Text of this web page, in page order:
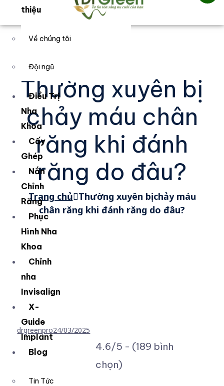
thiệu
Về chúng tôi
Đội ngũ
Điều Trị
Nha
Khoa
Cấy
Ghép
Nắn
Chỉnh
Răng
Phục
Hình Nha
Khoa
Chỉnh
nha
Invisalign
X-
Guide
Implant
Blog
Tin Tức
Thường xuyên bị
chảy máu chân
răng khi đánh
răng do đâu?
Trang chủ Thường xuyên bị chảy máu
chân răng khi đánh răng do đâu?
drgreenpro24/03/2025
4.6/5 - (189 bình
chọn)